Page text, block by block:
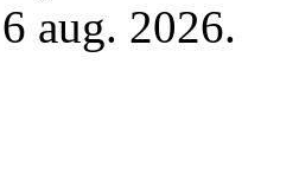
aug. 2026.